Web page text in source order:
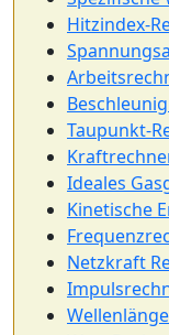
Hitzindex-
Taupunkt-
Ideales
Kinetische
Netzkraft